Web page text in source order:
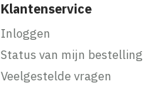
Klantenservice
Inloggen
Status van mijn bestelling
Veelgestelde vragen